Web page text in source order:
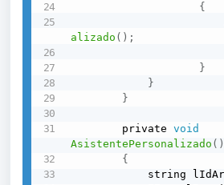
{
alizado ( ) ;
}
}
}
		private
void
AsistentePersonalizado ( )
{
string